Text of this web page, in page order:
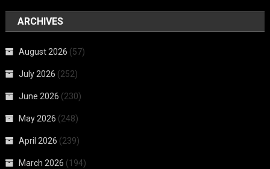
ARCHIVES
August 2026 (57)
July 2026 (252)
June 2026 (230)
May 2026 (248)
April 2026 (239)
March 2026 (194)